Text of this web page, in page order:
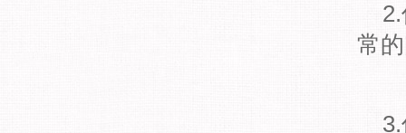
2.
常
3.